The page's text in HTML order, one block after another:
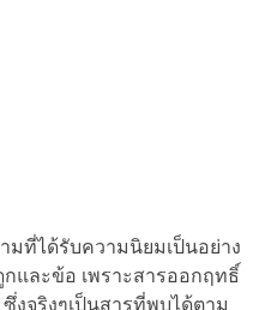
ที่ได้รับความนิยมเป็นอย่าง
และข้อ เพราะสารออกฤทธิ์
งจริงๆเป็นสารที่พบได้ตาม